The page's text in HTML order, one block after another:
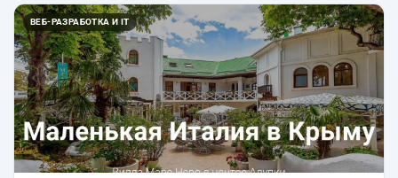
ВЕБ-РАЗРАБОТКА И IT